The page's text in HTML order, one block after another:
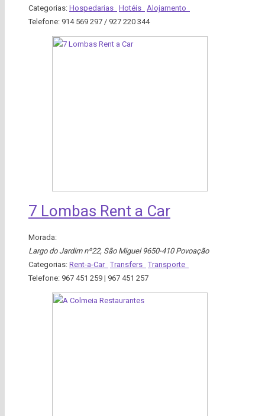
Categorias: Hospedarias Hotéis Alojamento
Telefone: 914 569 297 / 927 220 344
7 Lombas Rent a Car
Morada:
Largo do Jardim nº22, São Miguel 9650-410 Povoação
Categorias: Rent-a-Car Transfers Transporte
Telefone: 967 451 259 | 967 451 257